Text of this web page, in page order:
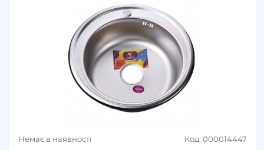
Немає в наявності Код: 000014447